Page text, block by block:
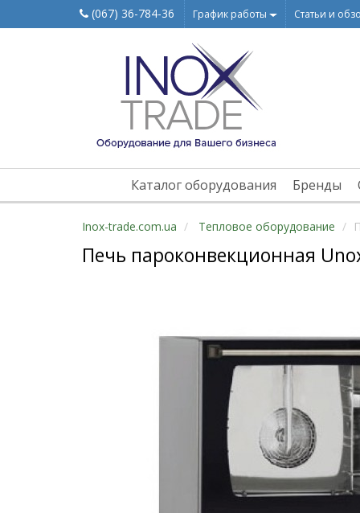
(067) 36-784-36 График работы Статьи и
Каталог оборудования Бренды
Inox-trade.com.ua Тепловое оборудование
Печь пароконвекционная